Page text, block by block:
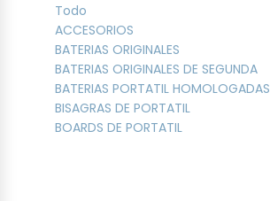
Todo
ACCESORIOS
BATERIAS ORIGINALES
BATERIAS ORIGINALES DE SEGUNDA
BATERIAS PORTATIL HOMOLOGADAS
BISAGRAS DE PORTATIL
BOARDS DE PORTATIL